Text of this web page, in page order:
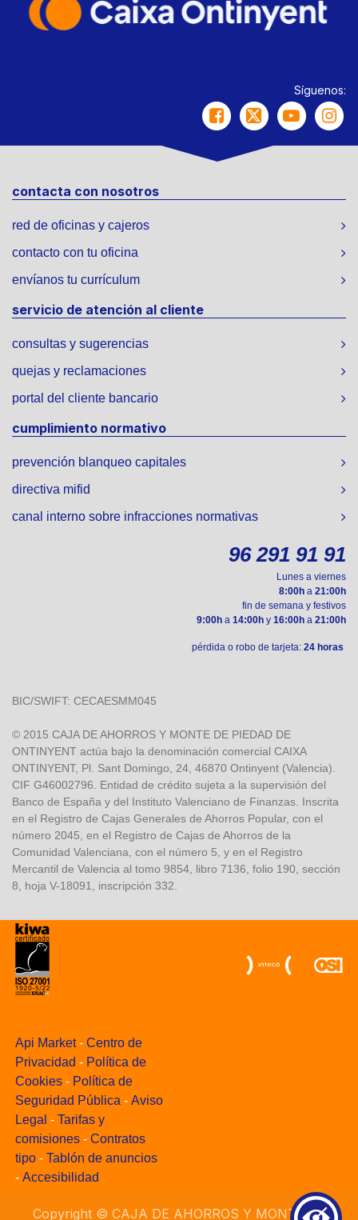
Síguenos:
contacta con nosotros
red de oficinas y cajeros
contacto con tu oficina
envíanos tu currículum
servicio de atención al cliente
consultas y sugerencias
quejas y reclamaciones
portal del cliente bancario
cumplimiento normativo
prevención blanqueo capitales
directiva mifid
canal interno sobre infracciones normativas
96 291 91 91
Lunes a viernes
8:00h a 21:00h
fin de semana y festivos
9:00h a 14:00h y 16:00h a 21:00h
pérdida o robo de tarjeta: 24 horas
BIC/SWIFT: CECAESMM045
© 2015 CAJA DE AHORROS Y MONTE DE PIEDAD DE
ONTINYENT actúa bajo la denominación comercial CAIXA
ONTINYENT, Pl. Sant Domingo, 24, 46870 Ontinyent (Valencia).
CIF G46002796. Entidad de crédito sujeta a la supervisión del
Banco de España y del Instituto Valenciano de Finanzas. Inscrita
en el Registro de Cajas Generales de Ahorros Popular, con el
número 2045, en el Registro de Cajas de Ahorros de la
Comunidad Valenciana, con el número 5, y en el Registro
Mercantil de Valencia al tomo 9854, libro 7136, folio 190, sección
8, hoja V-18091, inscripción 332.
Api Market- Centro de
Privacidad - Política de
Cookies - Política de
Seguridad Pública - Aviso
Legal - Tarifas y
comisiones - Contratos
tipo - Tablón de anuncios
- Accesibilidad
Copyright © CAJA DE AHORROS Y MONTE DE